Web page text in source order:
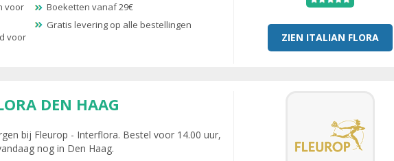
voor
voor
Boeketten vanaf 29€
Gratis levering op alle bestellingen
ZIEN ITALIAN FLORA
DEN HAAG
bij Fleurop - Interflora. Bestel voor 14.00 uur,
nog in Den Haag.